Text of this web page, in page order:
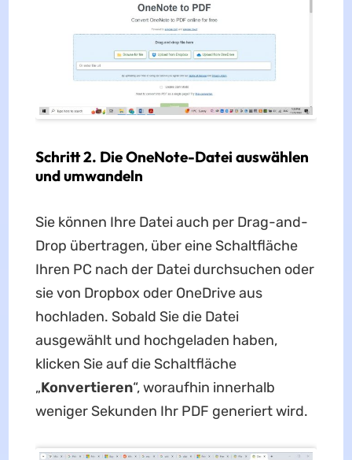
Schritt 2. Die OneNote-Datei auswählen
und umwandeln
Sie können Ihre Datei auch per Drag-and-
Drop übertragen, über eine Schaltfläche
Ihren PC nach der Datei durchsuchen oder
sie von Dropbox oder OneDrive aus
hochladen. Sobald Sie die Datei
ausgewählt und hochgeladen haben,
klicken Sie auf die Schaltfläche
„Konvertieren“, woraufhin innerhalb
weniger Sekunden Ihr PDF generiert wird.